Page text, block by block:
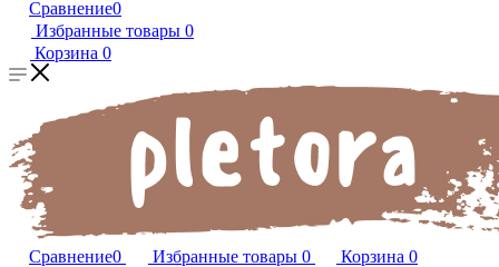
Сравнение0
Избранные товары 0
Корзина 0
Сравнение0 Избранные товары 0 Корзина 0